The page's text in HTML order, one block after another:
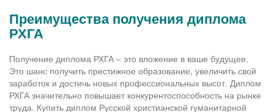
Преимущества получения диплома
РХГА
Получение диплома РХГА – это вложение в ваше будущее.
Это шанс получить престижное образование, увеличить свой
заработок и достичь новых профессиональных высот. Диплом
РХГА значительно повышает конкурентоспособность на рынке
труда. Купить диплом Русской христианской гуманитарной